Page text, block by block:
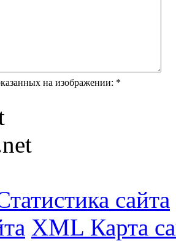
на изображении: *
сайта
XML Карта